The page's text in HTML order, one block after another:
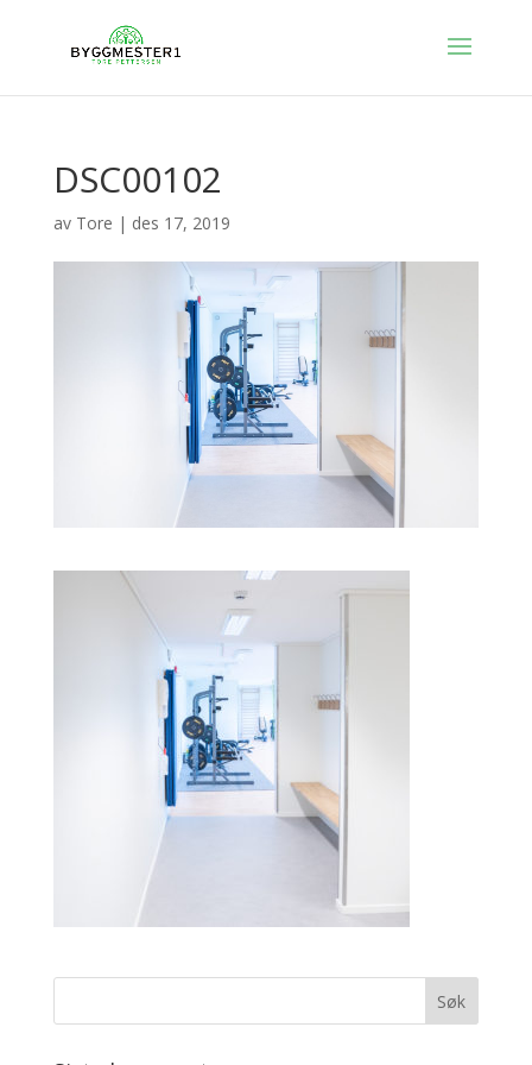
DSC00102
av Tore | des 17, 2019